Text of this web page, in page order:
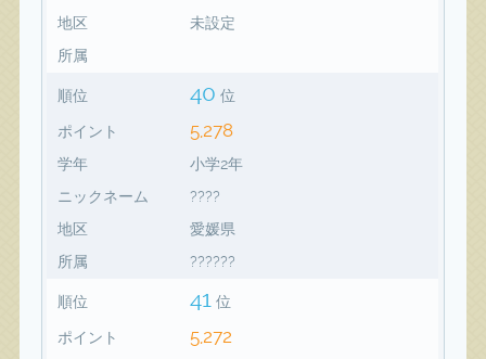
地区
未設定
所属
順位 40 位
ポイント 5,278
学年
小学2年
ニックネーム
????
地区
愛媛県
所属
??????
順位 41 位
ポイント 5,272